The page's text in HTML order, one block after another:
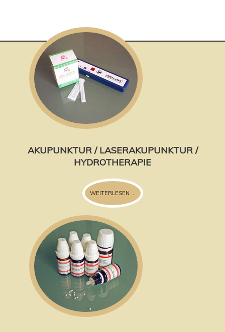
AKUPUNKTUR / LASERAKUPUNKTUR /
HYDROTHERAPIE
WEITERLESEN ...